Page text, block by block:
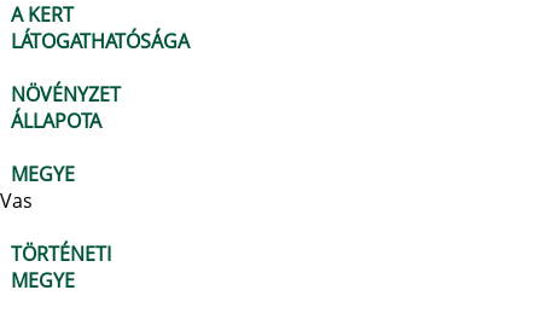
A KERT
LÁTOGATHATÓSÁGA
NÖVÉNYZET
ÁLLAPOTA
MEGYE
Vas
TÖRTÉNETI
MEGYE